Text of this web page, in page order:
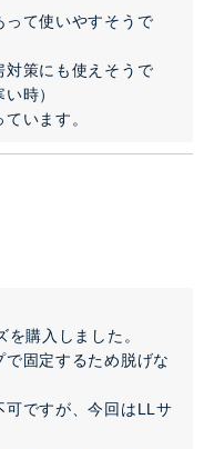
って使いやすそうで
対策にも使えそうで
時）
います。
購入しました。
固定するため脱げな
可ですが、今回はLLサ